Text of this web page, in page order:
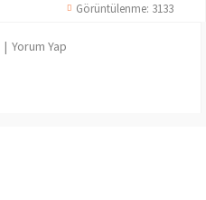
Görüntülenme: 3133
| Yorum Yap